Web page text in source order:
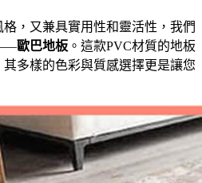
，又兼具實用性和靈活性，我們
歐巴地板 。這款PVC材質的地板
多樣的色彩與質感選擇更是讓您